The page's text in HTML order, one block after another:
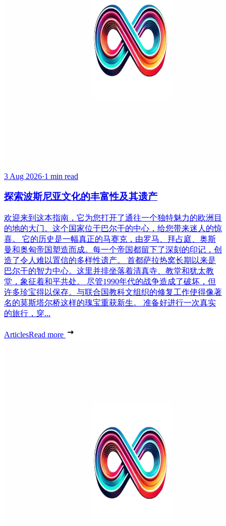
3 Aug 2026·1 min read
探索波斯尼亚文化的丰富性及其遗产
欢迎来到这本指南，它为您打开了通往一个独特魅力的欧洲目
的地的大门。这个国家位于巴尔干的中心，给您带来迷人的惊
喜。 它的历史是一幅真正的马赛克，由罗马、拜占庭、奥斯
曼和奥匈帝国塑造而成。每一个帝国都留下了深刻的印记，创
造了令人难以置信的多样性遗产。 首都萨拉热窝长期以来是
巴尔干的智力中心。这里并排坐落着清真寺、教堂和犹太教
堂，象征着和平共处。 尽管1990年代的战争造成了破坏，但
许多珍宝得以保存。与联合国教科文组织的修复工作使得像著
名的莫斯塔尔桥这样的瑰宝重获新生。 准备好进行一次真实
的旅行，穿...
ArticlesRead more